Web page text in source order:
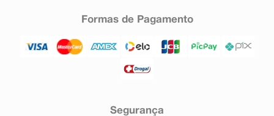
Formas de Pagamento
Segurança